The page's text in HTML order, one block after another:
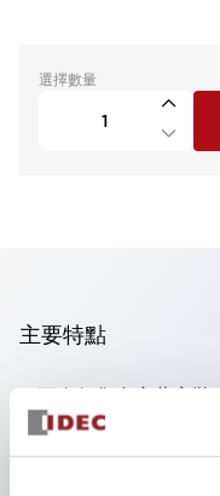
選擇數量
主要特點
可進行集合密著安裝
附鎖選擇開關採用高